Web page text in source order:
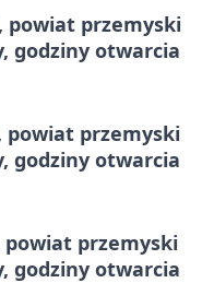
powiat przemyski
godziny otwarcia
powiat przemyski
godziny otwarcia
powiat przemyski
godziny otwarcia